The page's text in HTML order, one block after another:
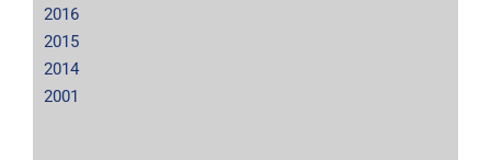
2016
2015
2014
2001